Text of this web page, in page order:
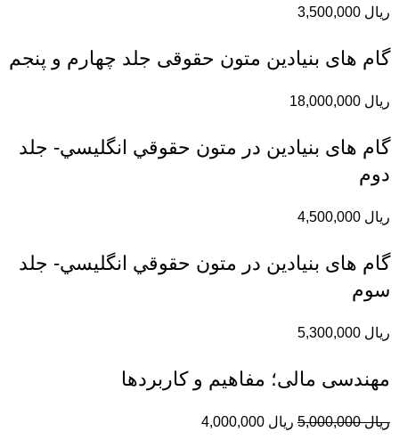
ریال
گام های بنیادین متون حقوقی جلد چهارم و پنجم
ریال
گام های بنیادین در متون حقوقي انگليسي- جلد
دوم
ریال
گام های بنیادین در متون حقوقي انگليسي- جلد
سوم
ریال
مهندسی مالی؛ مفاهیم و کاربردها
ریال5,000,000 ریال